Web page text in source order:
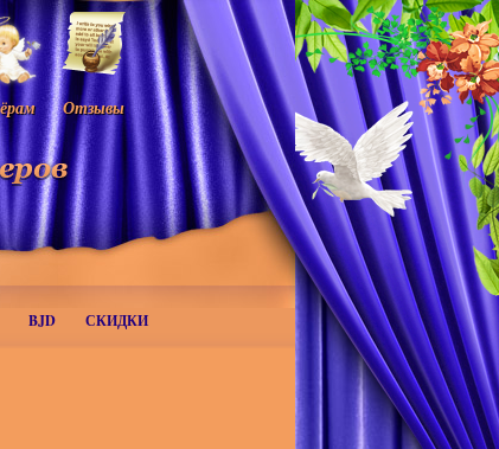
Отзывы
BJD СКИДКИ